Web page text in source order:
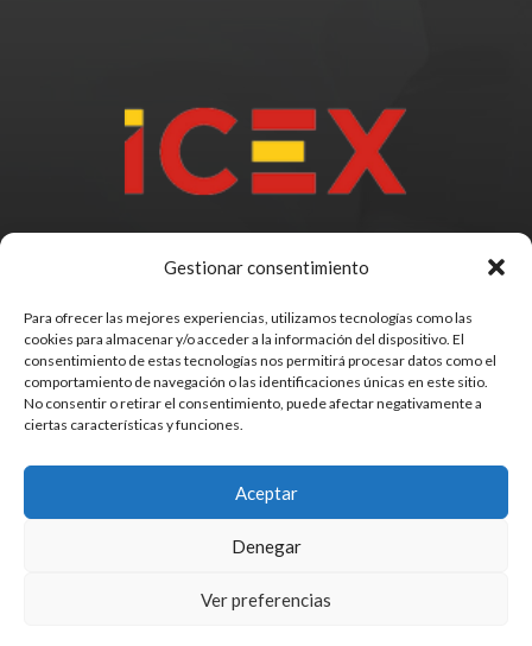
Gestionar consentimiento
Para ofrecer las mejores experiencias, utilizamos tecnologías como las
cookies para almacenar y/o acceder a la información del dispositivo. El
consentimiento de estas tecnologías nos permitirá procesar datos como el
comportamiento de navegación o las identificaciones únicas en este sitio.
No consentir o retirar el consentimiento, puede afectar negativamente a
ciertas características y funciones.
Aceptar
Denegar
Ver preferencias
© MODISPREM S.A – Todos los derechos reservados –
Páginas Web